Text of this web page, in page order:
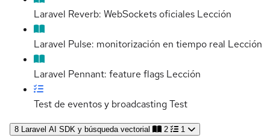
Laravel Reverb: WebSockets oficiales Lección
Laravel Pulse: monitorización en tiempo real Lección
Laravel Pennant: feature flags Lección
Test de eventos y broadcastingTest
8 Laravel AI SDK y búsqueda vectorial 2 1